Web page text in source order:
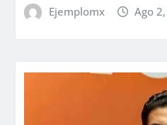
Ejemplomx Ago